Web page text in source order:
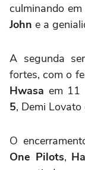
culminando
John e a
A segunda
fortes, com o
Hwasa em 11
5, Demi Lovato
O
One Pilots,